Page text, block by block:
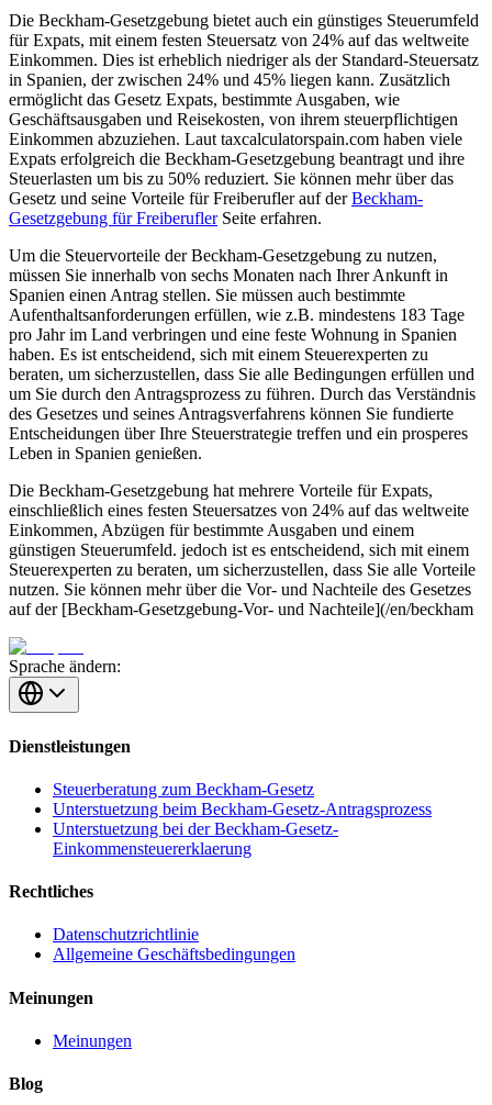
Die Beckham-Gesetzgebung bietet auch ein günstiges Steuerumfeld
für Expats, mit einem festen Steuersatz von 24% auf das weltweite
Einkommen. Dies ist erheblich niedriger als der Standard-Steuersatz
in Spanien, der zwischen 24% und 45% liegen kann. Zusätzlich
ermöglicht das Gesetz Expats, bestimmte Ausgaben, wie
Geschäftsausgaben und Reisekosten, von ihrem steuerpflichtigen
Einkommen abzuziehen. Laut taxcalculatorspain.com haben viele
Expats erfolgreich die Beckham-Gesetzgebung beantragt und ihre
Steuerlasten um bis zu 50% reduziert. Sie können mehr über das
Gesetz und seine Vorteile für Freiberufler auf derBeckham-
Gesetzgebung für FreiberuflerSeite erfahren.
Um die Steuervorteile der Beckham-Gesetzgebung zu nutzen,
müssen Sie innerhalb von sechs Monaten nach Ihrer Ankunft in
Spanien einen Antrag stellen. Sie müssen auch bestimmte
Aufenthaltsanforderungen erfüllen, wie z.B. mindestens 183 Tage
pro Jahr im Land verbringen und eine feste Wohnung in Spanien
haben. Es ist entscheidend, sich mit einem Steuerexperten zu
beraten, um sicherzustellen, dass Sie alle Bedingungen erfüllen und
um Sie durch den Antragsprozess zu führen. Durch das Verständnis
des Gesetzes und seines Antragsverfahrens können Sie fundierte
Entscheidungen über Ihre Steuerstrategie treffen und ein prosperes
Leben in Spanien genießen.
Die Beckham-Gesetzgebung hat mehrere Vorteile für Expats,
einschließlich eines festen Steuersatzes von 24% auf das weltweite
Einkommen, Abzügen für bestimmte Ausgaben und einem
günstigen Steuerumfeld. jedoch ist es entscheidend, sich mit einem
Steuerexperten zu beraten, um sicherzustellen, dass Sie alle Vorteile
nutzen. Sie können mehr über die Vor- und Nachteile des Gesetzes
auf der [Beckham-Gesetzgebung-Vor- und Nachteile](/en/beckham
Sprache ändern:
Dienstleistungen
Steuerberatung zum Beckham-Gesetz
Unterstuetzung beim Beckham-Gesetz-Antragsprozess
Unterstuetzung bei der Beckham-Gesetz-
Einkommensteuererklaerung
Rechtliches
Datenschutzrichtlinie
Allgemeine Geschäftsbedingungen
Meinungen
Meinungen
Blog